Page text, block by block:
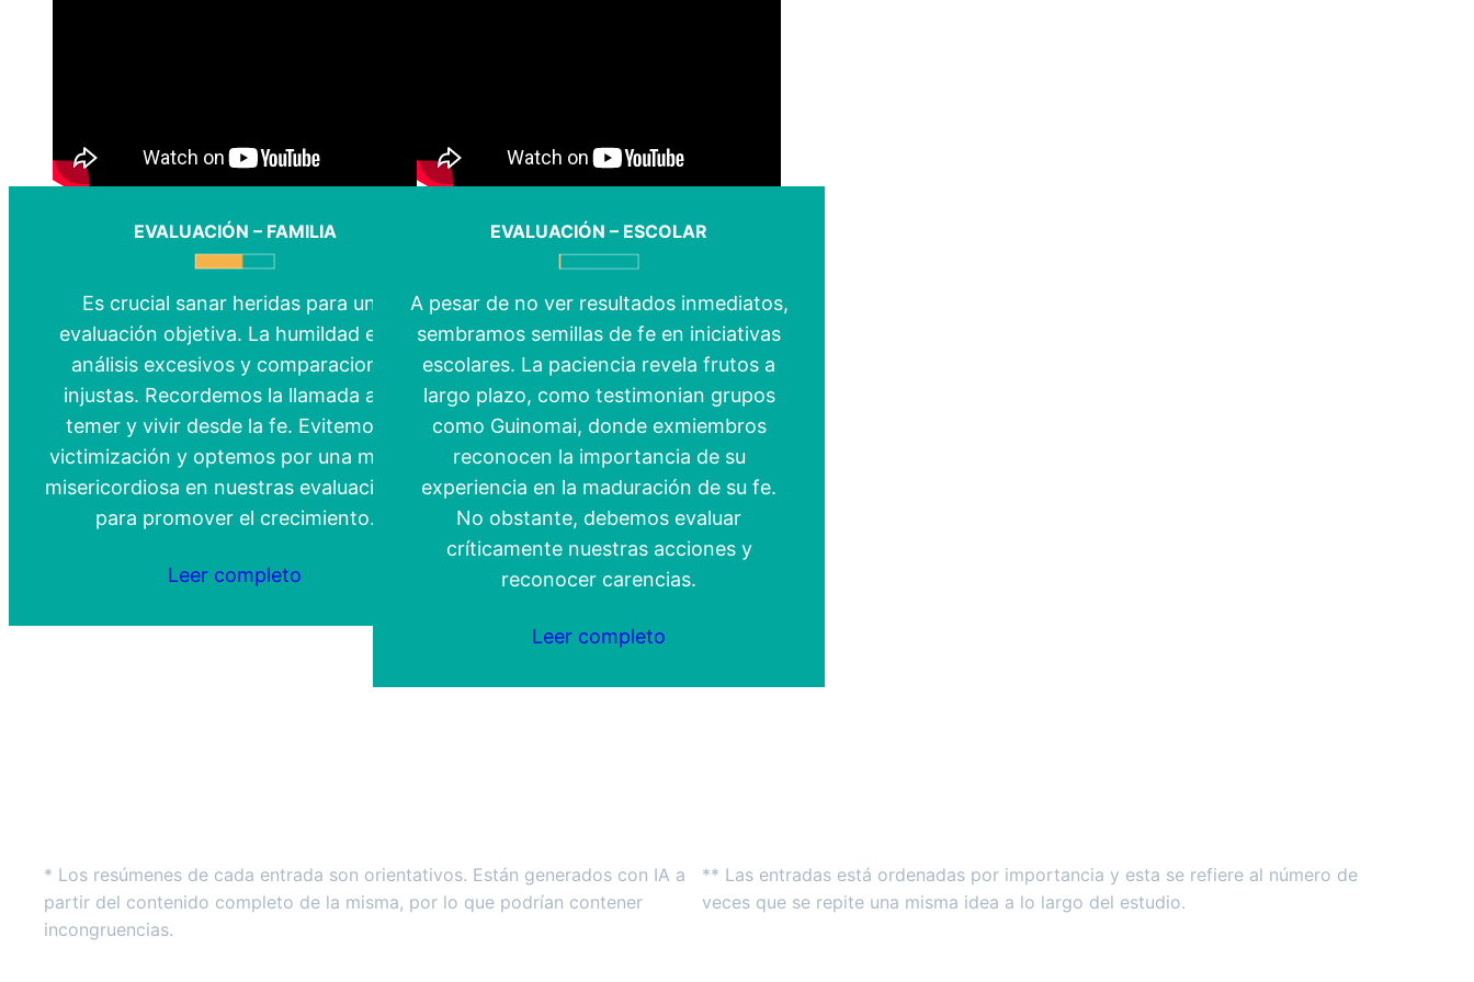
EVALUACIÓN – FAMILIA
Es crucial sanar heridas para una
evaluación objetiva. La humildad evita
análisis excesivos y comparaciones
injustas. Recordemos la llamada a no
temer y vivir desde la fe. Evitemos la
victimización y optemos por una mirada
misericordiosa en nuestras evaluaciones,
para promover el crecimiento.
Leer completo
EVALUACIÓN – ESCOLAR
A pesar de no ver resultados inmediatos,
sembramos semillas de fe en iniciativas
escolares. La paciencia revela frutos a
largo plazo, como testimonian grupos
como Guinomai, donde exmiembros
reconocen la importancia de su
experiencia en la maduración de su fe.
No obstante, debemos evaluar
críticamente nuestras acciones y
reconocer carencias.
Leer completo
* Los resúmenes de cada entrada son orientativos. Están generados con IA a
partir del contenido completo de la misma, por lo que podrían contener
incongruencias.
** Las entradas está ordenadas por importancia y esta se refiere al número de
veces que se repite una misma idea a lo largo del estudio.